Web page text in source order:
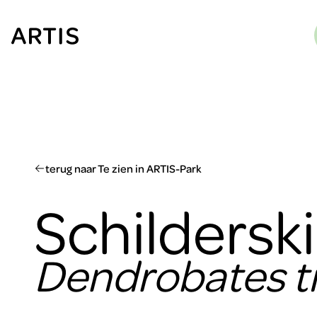
content
Ga
terug naar Te zien in ARTIS-Park
Dendrobates